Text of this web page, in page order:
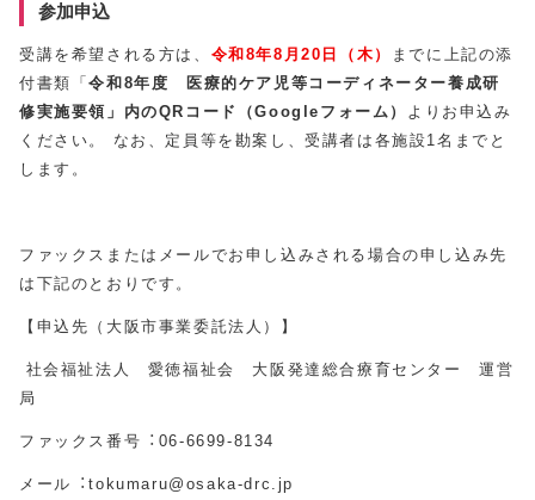
参加申込
受講を希望される⽅は、 令和8年8⽉20⽇（木）
までに上記の添
付書類「令和8年度 医療的ケア児等コーディネーター養成研
修実施要領」内のQRコード（Googleフォーム） よりお申込み
ください。 なお、定員等を勘案し、受講者は各施設1名までと
します。
ファックスまたはメールでお申し込みされる場合の申し込み先
は下記のとおりです。
【申込先（⼤阪市事業委託法⼈）】
社会福祉法⼈ 愛徳福祉会 ⼤阪発達総合療育センター 運営
局
ファックス番号︓06-6699-8134
メール︓tokumaru@osaka-drc.jp